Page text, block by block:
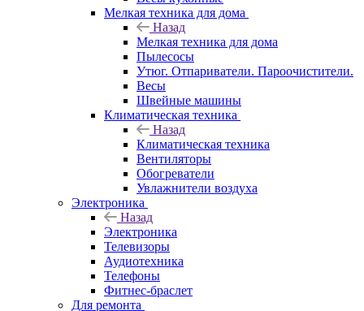
Мелкая техника для дома
Назад
Мелкая техника для дома
Пылесосы
Утюг. Отпариватели. Пароочистители.
Весы
Швейные машины
Климатическая техника
Назад
Климатическая техника
Вентиляторы
Обогреватели
Увлажнители воздуха
Электроника
Назад
Электроника
Телевизоры
Аудиотехника
Телефоны
Фитнес-браслет
Для ремонта